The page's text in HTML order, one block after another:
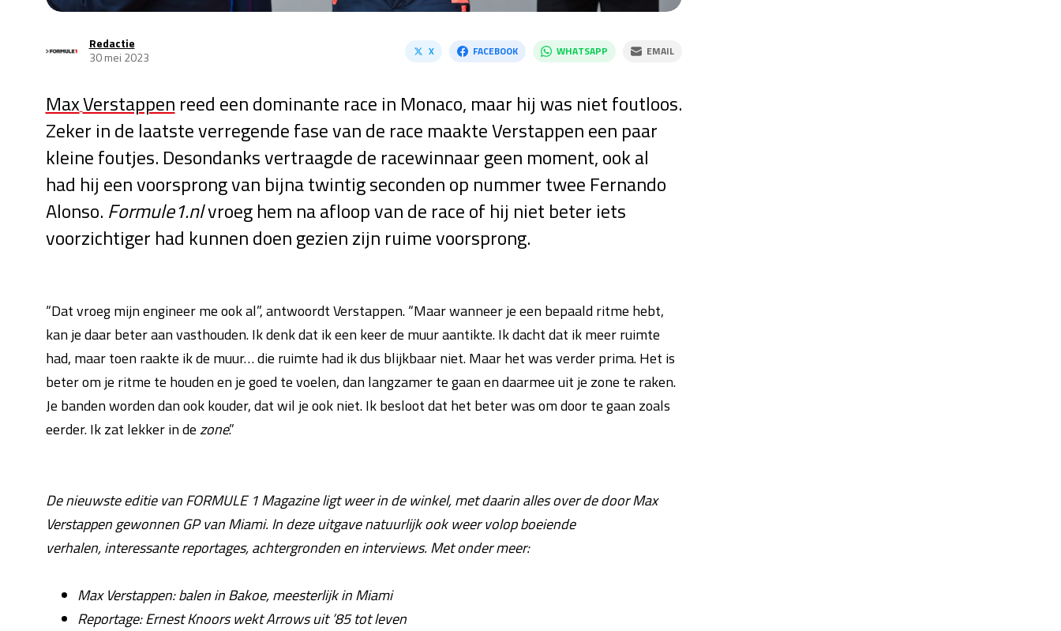
Redactie
30 mei 2023
X FACEBOOK WHATSAPP EMAIL
MaxVerstappen reed een dominante race in Monaco, maar hij was niet foutloos.
Zeker in de laatste verregende fase van de race maakte Verstappen een paar
kleine foutjes. Desondanks vertraagde de racewinnaar geen moment, ook al
had hij een voorsprong van bijna twintig seconden op nummer twee Fernando
Alonso. Formule1.nlvroeg hem na afloop van de race of hij niet beter iets
voorzichtiger had kunnen doen gezien zijn ruime voorsprong.
“Dat vroeg mijn engineer me ook al”, antwoordt Verstappen. “Maar wanneer je een bepaald ritme hebt,
kan je daar beter aan vasthouden. Ik denk dat ik een keer de muur aantikte. Ik dacht dat ik meer ruimte
had, maar toen raakte ik de muur… die ruimte had ik dus blijkbaar niet. Maar het was verder prima. Het is
beter om je ritme te houden en je goed te voelen, dan langzamer te gaan en daarmee uit je zone te raken.
Je banden worden dan ook kouder, dat wil je ook niet. Ik besloot dat het beter was om door te gaan zoals
eerder. Ik zat lekker in dezone.”
De nieuwste editie van FORMULE 1 Magazine ligt weer in de winkel, met daarin alles over de door Max
Verstappen gewonnen GP van Miami. In deze uitgave natuurlijk ook weer volop boeiende
verhalen, interessante reportages, achtergronden en interviews. Met onder meer:
Max Verstappen: balen in Bakoe, meesterlijk in Miami
Reportage: Ernest Knoors wekt Arrows uit ’85 tot leven